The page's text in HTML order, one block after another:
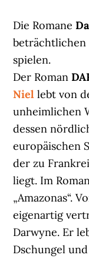
Die Romane
beträchtlichen
spielen.
Der Roman
Niel lebt von
unheimlichen
dessen
europäischen
der zu
liegt. Im
„Amazonas“.
eigenartig
Darwyne. Er
Dschungel